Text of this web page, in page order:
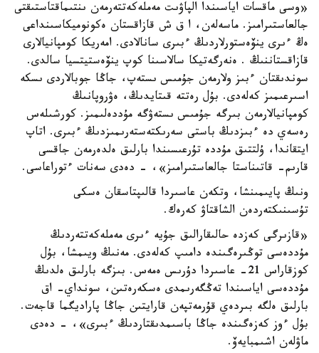
«وسى ماقسات اياسىندا الپاۋىت مەملەكەتتەرمەن ىنتىماقتاستىقتى
جالعاستىرامىز. ماسەلەن، ا ق ش قازاقستان ەكونوميكاسىنداعى
ەڭ ءىرى ينۆەستورلاردىڭ ءبىرى سانالادى. امەريكا كومپانيالارى
قازاقستاننىڭ . ەنەرگەتيكا سالاسىنا كوپ ينۆەستيتسيا سالدى.
سوندىقتان ءبىز ولارمەن جۇمىس ىستەپ، جاڭا جوبالاردى ىسكە
اسىرعىمىز كەلەدى. بۇل رەتتە قىتايدىڭ، ەۋروپانىڭ
كومپانيالارمەن بىرگە جۇمىس ىستەۋگە مۇددەلىمىز. كورشىلەس
رەسەي دە ءبىزدىڭ باستى سەرىكتەستەرىمىزدىڭ ءبىرى. اتاپ
ايتقاندا، ۇلتتىق مۇددە تۇرعىسىندا بارلىق ەلدەرمەن جاقسى
قارىم- قاتىناستا جالعاستىرامىز»، - دەدى سەنات ءتوراعاسى.
ونىڭ پايىمىنشا، وتكەن عاسىردا قالىپتاسقان ەسكى
تۇسىنىكتەردەن الشاقتاۋ كەرەك.
«قازىرگى كەزدە حالىقارالىق جۇيە ءىرى مەملەكەتتەردىڭ
مۇددەسى توڭىرەگىندە دامىپ كەلەدى. مەنىڭ ويىمشا، بۇل
كوزقاراس 21- عاسىردا دۇرىس ەمەس. بىزگە بارلىق ەلدىڭ
مۇددەسى اياسىندا تەڭگەرىمدى ەسكەرەتىن، سونداي- اق
بارلىق ەلگە بىردەي قۇرمەتپەن قارايتىن جاڭا پاراديگما قاجەت.
بۇل ءوز كەزەگىندە جاڭا باسىمدىقتاردىڭ ءبىرى»، - دەدى
ماۋلەن اشىمبايەۆ.